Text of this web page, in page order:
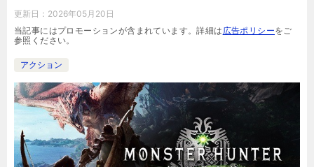
更新日： 2026年05月20日
当記事にはプロモーションが含まれています。詳細は 広告ポリシーをご
参照ください。
アクション